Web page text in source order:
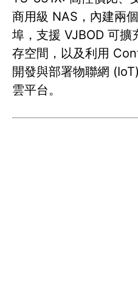
商用級 NAS，內建兩
埠，支援 VJBOD 可
存空間，以及利用
開發與部署物聯網
雲平台。